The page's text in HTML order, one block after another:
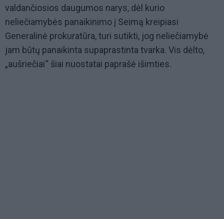
valdančiosios daugumos narys, dėl kurio
neliečiamybės panaikinimo į Seimą kreipiasi
Generalinė prokuratūra, turi sutikti, jog neliečiamybė
jam būtų panaikinta supaprastinta tvarka. Vis dėlto,
„aušriečiai“ šiai nuostatai paprašė išimties.